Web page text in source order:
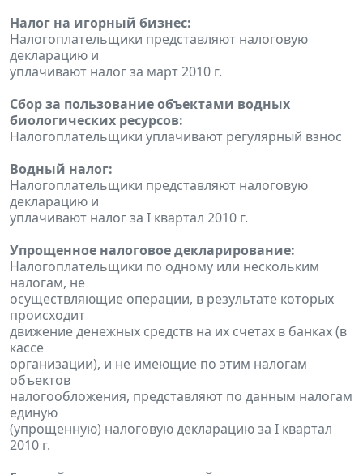
Налог на игорный бизнес:
Налогоплательщики представляют налоговую
декларацию и
уплачивают налог за март 2010 г.
Сбор за пользование объектами водных
биологических ресурсов:
Налогоплательщики уплачивают регулярный взнос
Водный налог:
Налогоплательщики представляют налоговую
декларацию и
уплачивают налог за I квартал 2010 г.
Упрощенное налоговое декларирование:
Налогоплательщики по одному или нескольким
налогам, не
осуществляющие операции, в результате которых
происходит
движение денежных средств на их счетах в банках (в
кассе
организации), и не имеющие по этим налогам
объектов
налогообложения, представляют по данным налогам
единую
(упрощенную) налоговую декларацию за I квартал
2010 г.